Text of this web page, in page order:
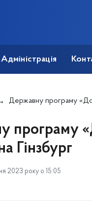
Адміністрація
Державну програму «Доступні ліки»
програму
Гінзбург
2023 року о 15:05